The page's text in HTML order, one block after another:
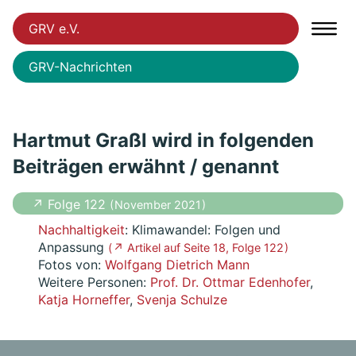
GRV e.V.
GRV-Nachrichten
Hartmut Graßl wird in folgenden
Beiträgen erwähnt / genannt
↗ Folge 122 ( November 2021 )
Nachhaltigkeit: Klimawandel: Folgen und
Anpassung ( ↗ Artikel auf Seite 18, Folge 122 )
Fotos von: Wolfgang Dietrich Mann
Weitere Personen: Prof. Dr. Ottmar Edenhofer,
Katja Horneffer, Svenja Schulze